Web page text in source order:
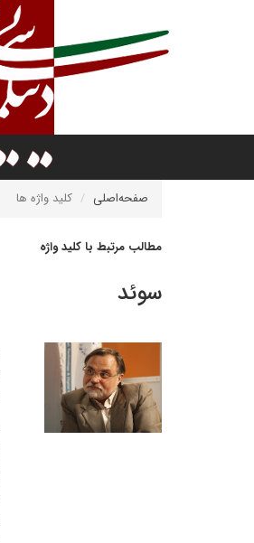
صفحه‌اصلی کلید واژه ها
مطالب مرتبط با کلید واژه
سوئد